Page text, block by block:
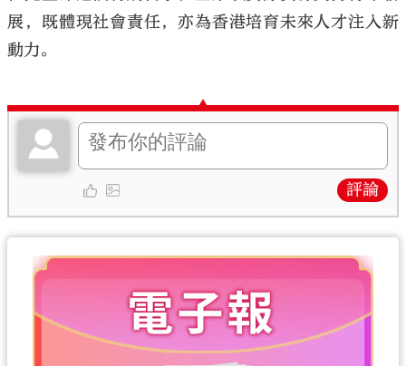
展，既體現社會責任，亦為香港培育未來人才注入新
動力。
評論